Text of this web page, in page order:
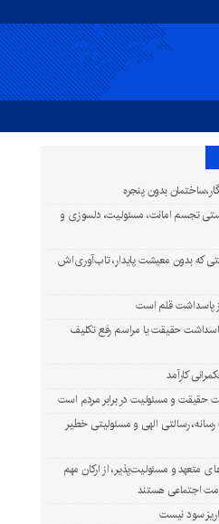
بدون پنجره
تجسم امانت، مسئولیت، دلسوزی و
که بدون معیشت پایدار، تاب‌آوری‌اش
پاسداشت قلم است
پاسداشت حقیقت یا مراسم رفع تکلیف
کارآمد
حقیقت و مسئولیت‌ در برابر مردم است
رسالتی الهی و مسئولیتی خطیر
متعهد و مسئولیت‌پذیر، از ارکان مهم
اجتماعی هستند
سود نیست